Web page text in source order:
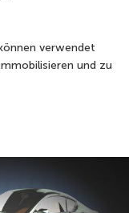
verwendet
und zu